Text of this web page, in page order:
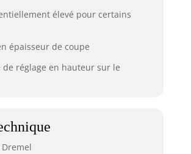
élevé pour certains
épaisseur de coupe
de réglage en hauteur sur le